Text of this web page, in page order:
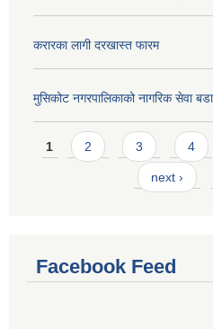
करारका लागी दरखास्त फारम
मुसिकोट नगरपालिकाको नागरिक सेवा
Pages
1 2 3 4
next ›
Facebook Feed